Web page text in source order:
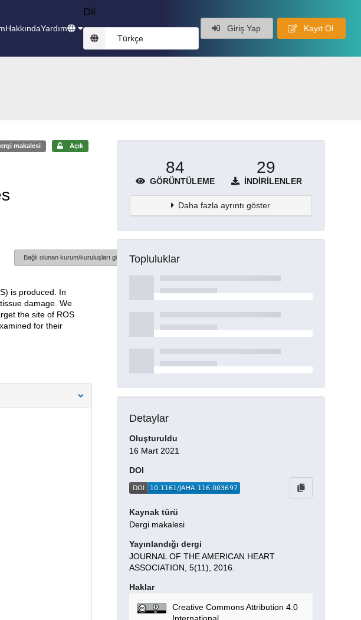
HakkındaYardım
Dil
Türkçe
Giriş Yap Kayıt Ol
makalesi Açık
Bağlı olunan kurum/kuruluşları göster
is produced. In
damage. We
the site of ROS
for their
84
GÖRÜNTÜLEME
29
İNDIRILENLER
Daha fazla ayrıntı göster
Topluluklar
Detaylar
Oluşturuldu
16 Mart 2021
DOI
Kaynak türü
Dergi makalesi
Yayınlandığı dergi
JOURNAL OF THE AMERICAN HEART
ASSOCIATION, 5(11), 2016.
Haklar
Creative Commons Attribution 4.0